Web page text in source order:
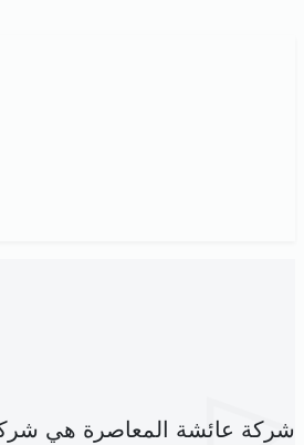
شركة عائشة المعاصرة هي